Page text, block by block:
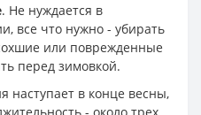
. Не нуждается в
все что нужно - убирать
или поврежденные
перед зимовкой.
наступает в конце весны,
- около трех